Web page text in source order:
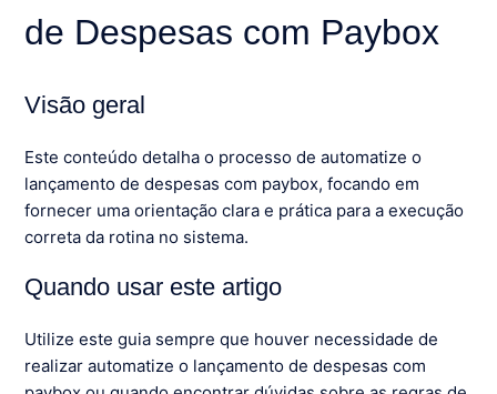
de Despesas com Paybox
Visão geral
Este conteúdo detalha o processo de automatize o
lançamento de despesas com paybox, focando em
fornecer uma orientação clara e prática para a execução
correta da rotina no sistema.
Quando usar este artigo
Utilize este guia sempre que houver necessidade de
realizar automatize o lançamento de despesas com